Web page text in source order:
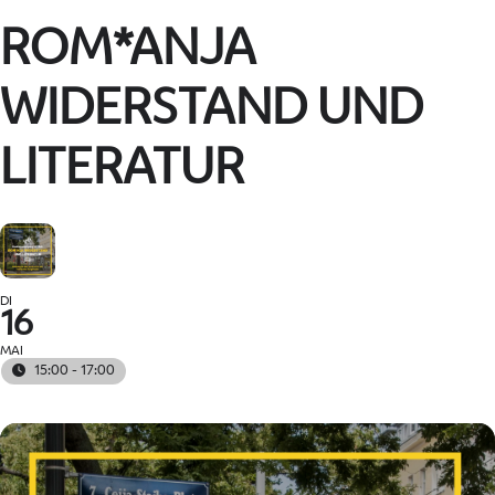
ROM*ANJA
WIDERSTAND UND
LITERATUR
DI
16
MAI
15:00 - 17:00